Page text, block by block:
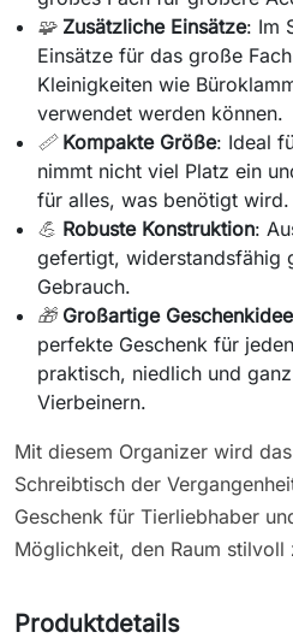
🧩 Zusätzliche Einsätze: Im
Einsätze für das große
Kleinigkeiten wie
verwendet werden können.
📏 Kompakte Größe: Ideal
nimmt nicht viel Platz ein
für alles, was benötigt wird.
💪 Robuste Konstruktion:
gefertigt, widerstandsfähig
Gebrauch.
🎁 Großartige Geschenkidee
perfekte Geschenk für
praktisch, niedlich und
Vierbeinern.
Mit diesem Organizer wird
Schreibtisch der
Geschenk für Tierliebhaber
Möglichkeit, den Raum stilvoll
Produktdetails